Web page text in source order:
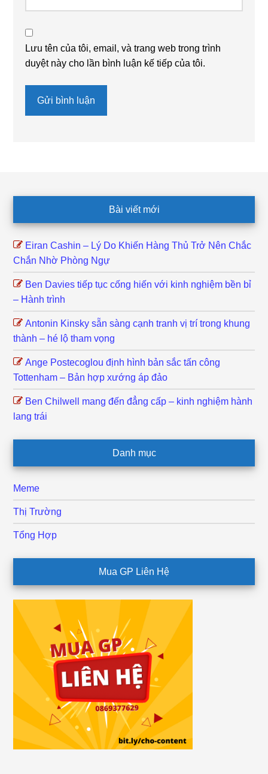
Lưu tên của tôi, email, và trang web trong trình
duyệt này cho lần bình luận kế tiếp của tôi.
Bài viết mới
Eiran Cashin – Lý Do Khiến Hàng Thủ Trở Nên Chắc
Chắn Nhờ Phòng Ngự
Ben Davies tiếp tục cống hiến với kinh nghiệm bền bỉ
– Hành trình
Antonin Kinsky sẵn sàng cạnh tranh vị trí trong khung
thành – hé lộ tham vọng
Ange Postecoglou định hình bản sắc tấn công
Tottenham – Bản hợp xướng áp đảo
Ben Chilwell mang đến đẳng cấp – kinh nghiệm hành
lang trái
Danh mục
Meme
Thị Trường
Tổng Hợp
Mua GP Liên Hệ